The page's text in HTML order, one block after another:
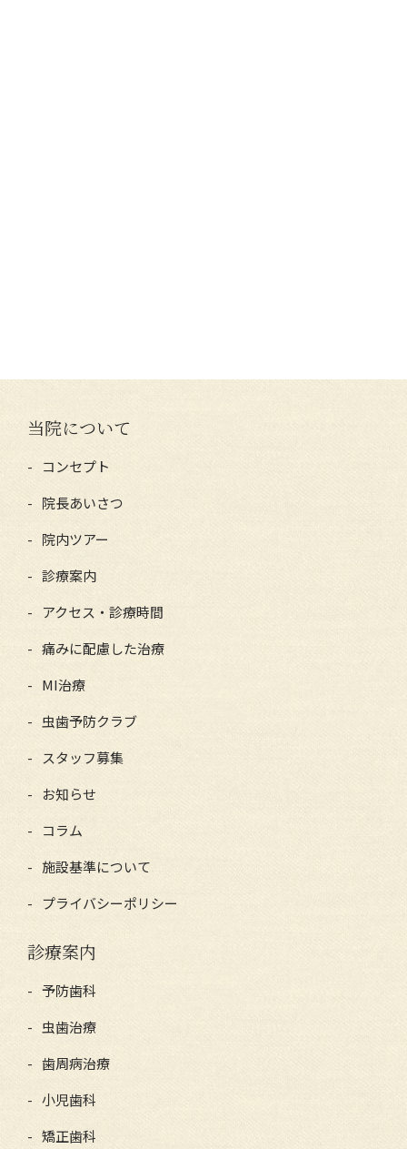
当院について
コンセプト
院長あいさつ
院内ツアー
診療案内
アクセス・診療時間
痛みに配慮した治療
MI治療
虫歯予防クラブ
スタッフ募集
お知らせ
コラム
施設基準について
プライバシーポリシー
診療案内
予防歯科
虫歯治療
歯周病治療
小児歯科
矯正歯科